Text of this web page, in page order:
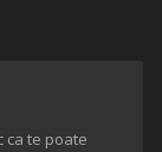
ca te poate